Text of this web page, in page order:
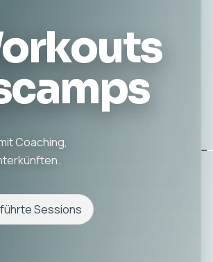
Coaching,
Sessions